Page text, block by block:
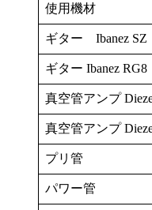
使用機材
ギター Ibanez SZ
ギター Ibanez RG8
真空管アンプ
真空管アンプ
プリ管
パワー管